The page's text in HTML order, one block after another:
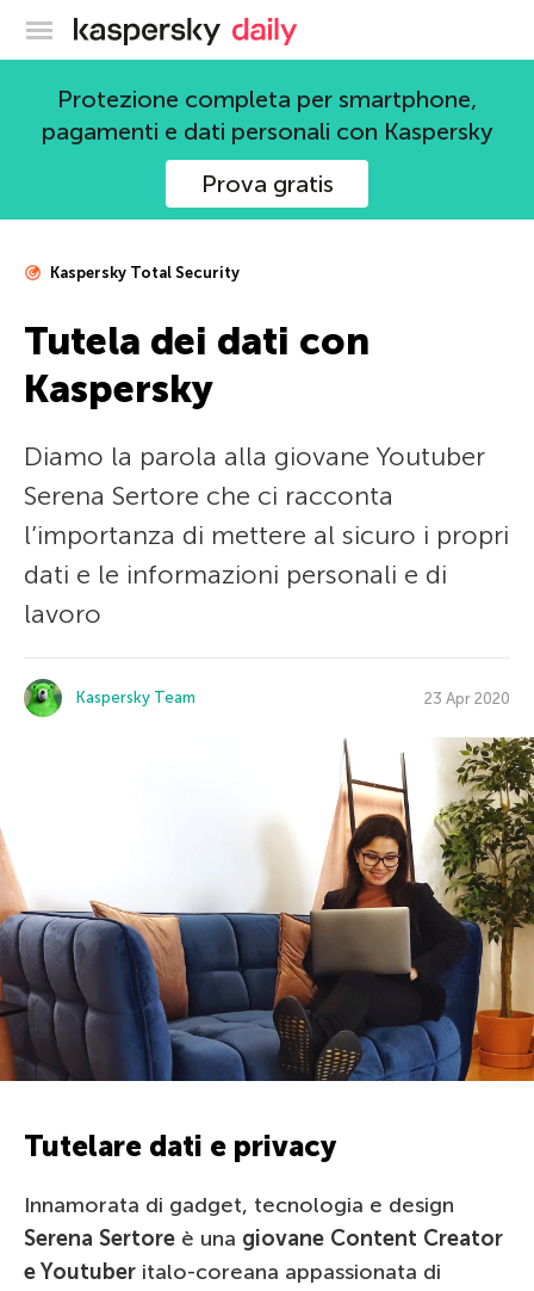
Blog ufficiale di Kaspersky
Protezione completa per smartphone,
pagamenti e dati personali con Kaspersky
Prova gratis
Kaspersky Total Security
Tutela dei dati con
Kaspersky
Diamo la parola alla giovane Youtuber
Serena Sertore che ci racconta
l’importanza di mettere al sicuro i propri
dati e le informazioni personali e di
lavoro
Kaspersky Team 23 Apr 2020
Tutelare dati e privacy
Innamorata di gadget, tecnologia e design
Serena Sertore è una giovane Content Creator
e Youtuber italo-coreana appassionata di